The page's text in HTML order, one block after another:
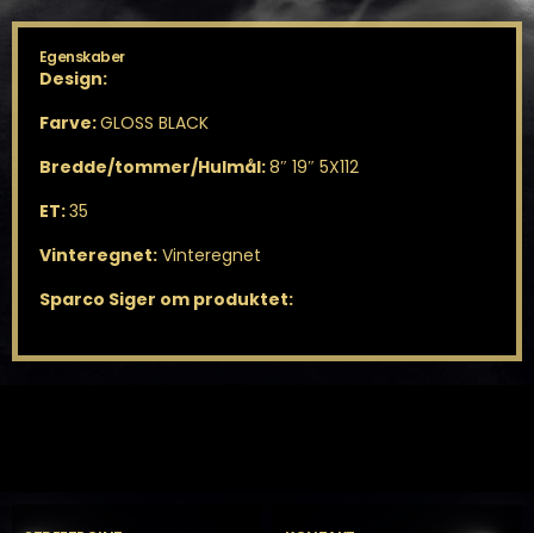
Egenskaber
Design:
Farve:GLOSS BLACK
Bredde/tommer/Hulmål:8″ 19″ 5X112
ET:35
Vinteregnet:Vinteregnet
Sparco Siger om produktet: